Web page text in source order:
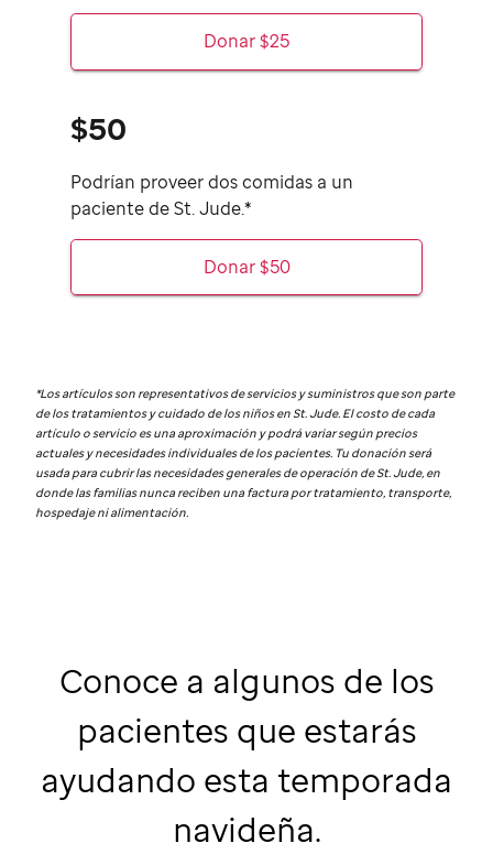
Donar $25
$50
Podrían proveer dos comidas a un
paciente de St. Jude.*
Donar $50
*Los artículos son representativos de servicios y suministros que son parte
de los tratamientos y cuidado de los niños enSt. Jude. El costo de cada
artículo o servicio es una aproximación y podrá variar según precios
actuales y necesidades individuales de los pacientes. Tu donación será
usada para cubrir las necesidades generales de operación deSt. Jude, en
donde las familias nunca reciben una factura por tratamiento, transporte,
hospedaje ni alimentación.
Conoce a algunos de los
pacientes que estarás
ayudando esta temporada
navideña.